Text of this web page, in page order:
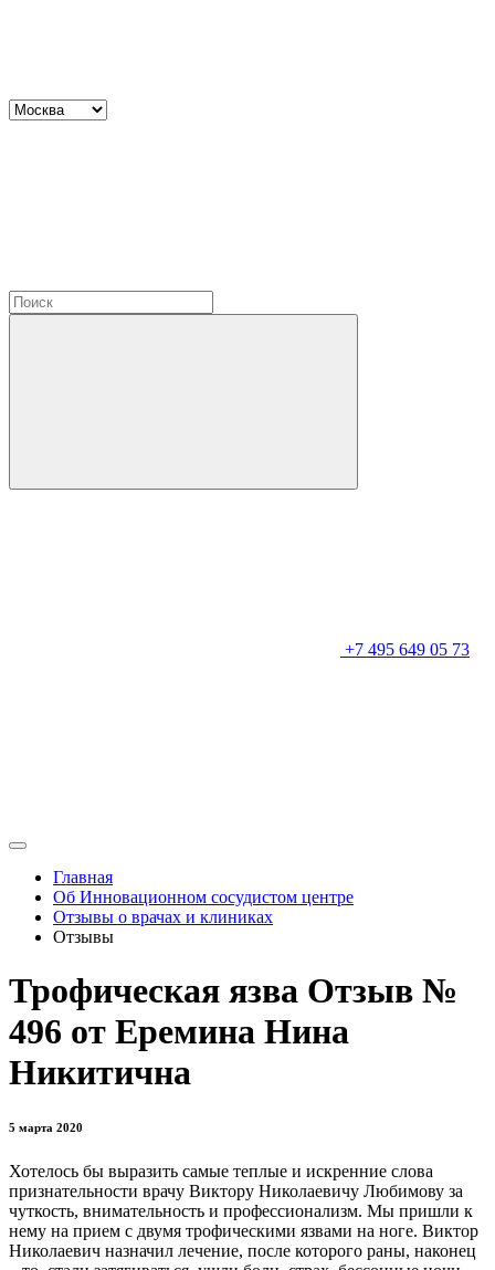
+7 495 649 05 73
Главная
Об Инновационном сосудистом центре
Отзывы о врачах и клиниках
Отзывы
Трофическая язва Отзыв №
496 от Еремина Нина
Никитична
5 марта 2020
Хотелось бы выразить самые теплые и искренние слова
признательности врачу Виктору Николаевичу Любимову за
чуткость, внимательность и профессионализм. Мы пришли к
нему на прием с двумя трофическими язвами на ноге. Виктор
Николаевич назначил лечение, после которого раны, наконец